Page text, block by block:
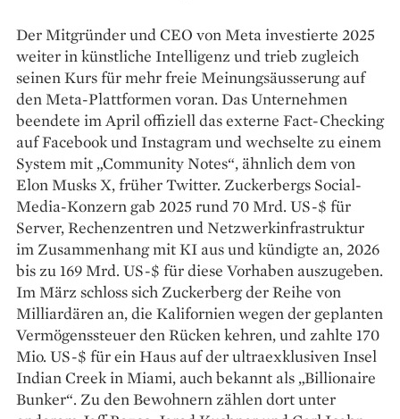
Der Mitgründer und CEO von Meta investierte 2025
weiter in künstliche Intelligenz und trieb zugleich
seinen Kurs für mehr freie Meinungsäusserung auf
den Meta-Plattformen voran. Das Unternehmen
beendete im April offiziell das externe Fact-Checking
auf Facebook und Instagram und wechselte zu einem
System mit „Community Notes“, ähnlich dem von
Elon Musks X, früher Twitter. Zuckerbergs Social-
Media-Konzern gab 2025 rund 70 Mrd. US-$ für
Server, Rechenzentren und Netzwerkinfrastruktur
im Zusammenhang mit KI aus und kündigte an, 2026
bis zu 169 Mrd. US-$ für diese Vorhaben auszugeben.
Im März schloss sich Zuckerberg der Reihe von
Milliardären an, die Kalifornien wegen der geplanten
Vermögenssteuer den Rücken kehren, und zahlte 170
Mio. US-$ für ein Haus auf der ultraexklusiven Insel
Indian Creek in Miami, auch bekannt als „Billionaire
Bunker“. Zu den Bewohnern zählen dort unter